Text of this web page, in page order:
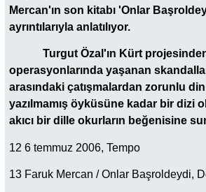
Mercan'ın son kitabı 'Onlar
ayrıntılarıyla anlatılıyor.
Turgut Özal'ın Kürt
operasyonlarında yaşanan
arasındaki çatışmalardan zorunlu
yazılmamış öyküsüne kadar bir dizi
akıcı bir dille okurların beğenisine
12 6 temmuz 2006, Tempo
13 Faruk Mercan / Onlar Başroldeydi,